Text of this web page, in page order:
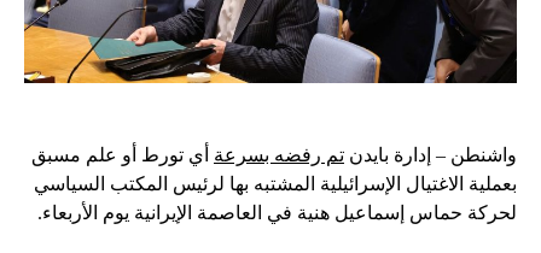
واشنطن – إدارة بايدن تم رفضه بسرعة أي تورط أو علم مسبق
بعملية الاغتيال الإسرائيلية المشتبه بها لرئيس المكتب السياسي
لحركة حماس إسماعيل هنية في العاصمة الإيرانية يوم الأربعاء.